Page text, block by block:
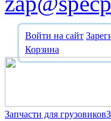
Войти на сайт
Корзина
Запчасти для грузовиков